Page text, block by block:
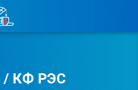
/ КФ РЭС